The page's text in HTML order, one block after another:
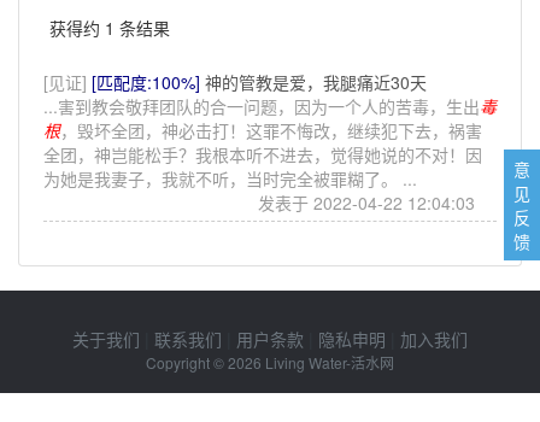
获得约 1 条结果
[见证] [匹配度:100%] 神的管教是爱，我腿痛近30天
...害到教会敬拜团队的合一问题，因为一个人的苦毒，生出毒
根，毁坏全团，神必击打！这罪不悔改，继续犯下去，祸害
全团，神岂能松手？我根本听不进去，觉得她说的不对！因
为她是我妻子，我就不听，当时完全被罪糊了。 ...
发表于 2022-04-22 12:04:03
关于我们 联系我们 用户条款 隐私申明 加入我们
Copyright © 2026 Living Water-活水网
意
见
反
馈